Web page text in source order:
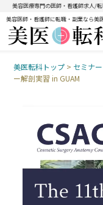
美容医療専門の医師・看護師求人/
美容医師・看護師に転職・副業なら美
美医転科トップ > セミナ
ー解剖実習 in GUAM